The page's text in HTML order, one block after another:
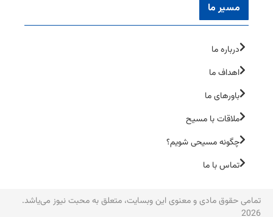
مسیر ما
درباره ما
اهداف ما
باورهای ما
ملاقات با مسیح
چگونه مسیحی شویم؟
تماس با ما
تمامی حقوق مادی و معنوی این وبسایت، متعلق به محبت نیوز می‌یاشد.
2026